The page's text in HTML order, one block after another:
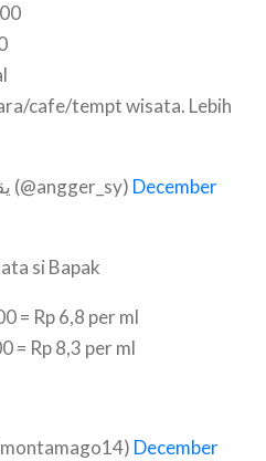
cafe/tempt wisata. Lebih
— يقول راجي عفو رب سامع (@angger_sy) December
si Bapak
= Rp 6,8 per ml
= Rp 8,3 per ml
December